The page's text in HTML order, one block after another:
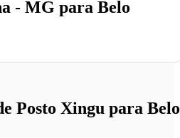
- MG para Belo
Posto Xingu para Belo